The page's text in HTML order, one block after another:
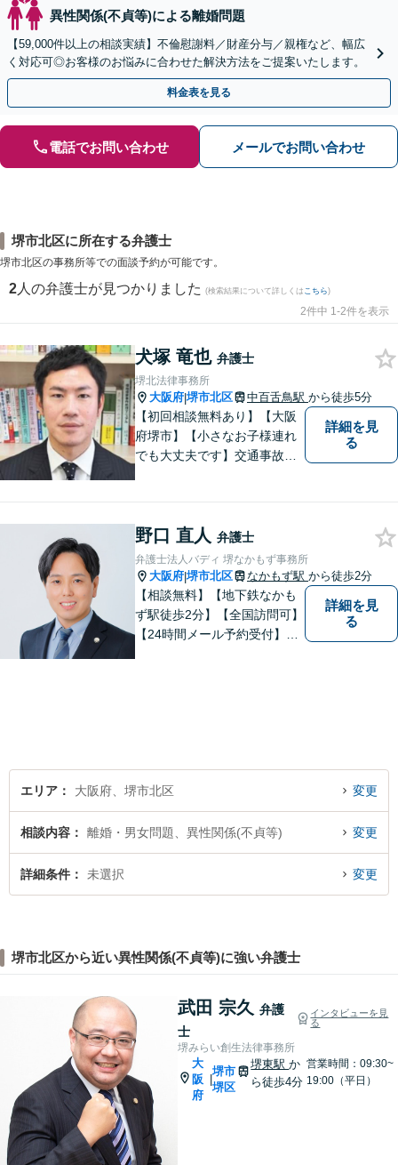
異性関係(不貞等)による離婚問題
【59,000件以上の相談実績】不倫慰謝料／財産分与／親権など、幅広
く対応可◎お客様のお悩みに合わせた解決方法をご提案いたします。
料金表を見る
電話でお問い合わせ メールでお問い合わせ
堺市北区に所在する弁護士
堺市北区の事務所等での面談予約が可能です。
2 人の弁護士が見つかりました (検索結果について詳しくは こちら)
2件中 1-2件を表示
犬塚 竜也 弁護士
堺北法律事務所
大阪府|堺市北区 中百舌鳥駅 から徒歩5分
【初回相談無料あり】【大阪
府堺市】【小さなお子様連れ
でも大丈夫です】交通事故、
詳細を見
る
野口 直人 弁護士
弁護士法人バディ 堺なかもず事務所
大阪府|堺市北区 なかもず駅 から徒歩2分
【相談無料】【地下鉄なかも
ず駅徒歩2分】【全国訪問可】
【24時間メール予約受付】
詳細を見
る
エリア 大阪府、堺市北区 変更
相談内容 離婚・男女問題、異性関係(不貞等) 変更
詳細条件 未選択 変更
堺市北区から近い異性関係(不貞等)に強い弁護士
武田 宗久 弁護
士
インタビューを見
る
堺みらい創生法律事務所
大
阪
府
|
堺市
堺区
堺東駅か
ら徒歩4分
営業時間：09:30~
19:00（平日）